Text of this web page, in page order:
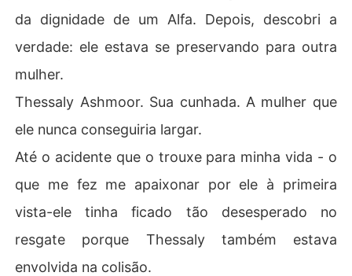
da dignidade de um Alfa. Depois, descobri a
verdade: ele estava se preservando para outra
mulher.
Thessaly Ashmoor. Sua cunhada. A mulher que
ele nunca conseguiria largar.
Até o acidente que o trouxe para minha vida - o
que me fez me apaixonar por ele à primeira
vista-ele tinha ficado tão desesperado no
resgate porque Thessaly também estava
envolvida na colisão.